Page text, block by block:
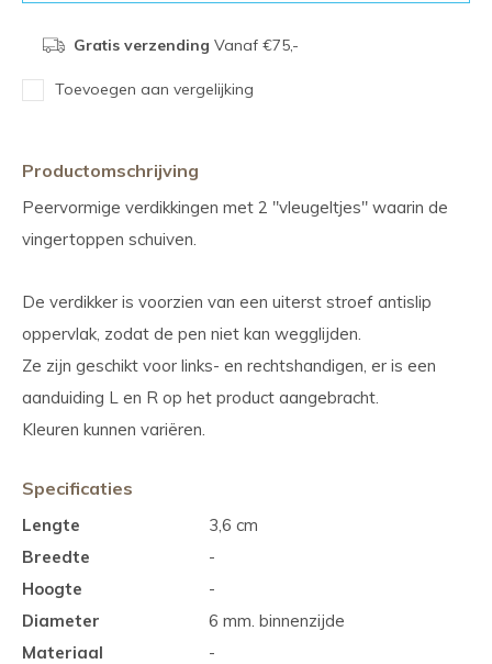
Gratis verzending Vanaf €75,-
Toevoegen aan vergelijking
Productomschrijving
Peervormige verdikkingen met 2 "vleugeltjes" waarin de
vingertoppen schuiven.
De verdikker is voorzien van een uiterst stroef antislip
oppervlak, zodat de pen niet kan wegglijden.
Ze zijn geschikt voor links- en rechtshandigen, er is een
aanduiding L en R op het product aangebracht.
Kleuren kunnen variëren.
Specificaties
Lengte
3,6 cm
Breedte
-
Hoogte
-
Diameter
6 mm. binnenzijde
Materiaal
-